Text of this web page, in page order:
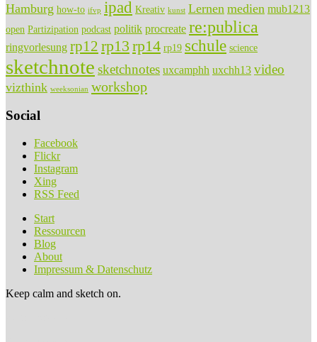
Hamburg how-to ifvp ipad Kreativ kunst Lernen medien mub1213
open Partizipation podcast politik procreate re:publica
ringvorlesung rp12 rp13 rp14 rp19 schule science
sketchnote sketchnotes uxcamphh uxchh13 video
vizthink weeksonian workshop
Social
Facebook
Flickr
Instagram
Xing
RSS Feed
Start
Ressourcen
Blog
About
Impressum & Datenschutz
Keep calm and sketch on.